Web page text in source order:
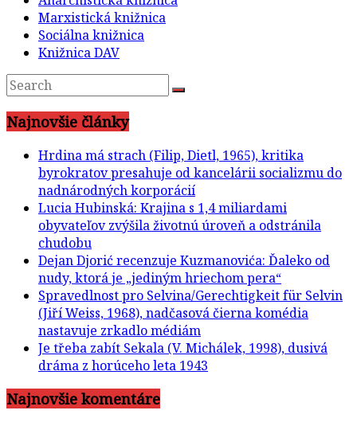
Marxistická knižnica
Sociálna knižnica
Knižnica DAV
Najnovšie články
Hrdina má strach (Filip, Dietl, 1965), kritika
byrokratov presahuje od kancelárii socializmu do
nadnárodných korporácií
Lucia Hubinská: Krajina s 1,4 miliardami
obyvateľov zvýšila životnú úroveň a odstránila
chudobu
Dejan Djorić recenzuje Kuzmanovića: Ďaleko od
nudy, ktorá je „jediným hriechom pera“
Spravedlnost pro Selvina/Gerechtigkeit für Selvin
(Jiří Weiss, 1968), nadčasová čierna komédia
nastavuje zrkadlo médiám
Je třeba zabít Sekala (V. Michálek, 1998), dusivá
dráma z horúceho leta 1943
Najnovšie komentáre